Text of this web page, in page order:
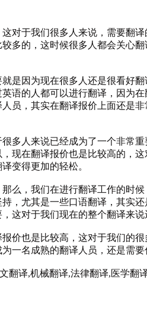
对于我们很多人来说，需要翻译
多的，这时候很多人都会关心
因为现在很多人还是很看好翻
语的人都可以进行翻译，因为
员，其实在翻译报价上面还是
人来说已经成为了一个非常重
现在翻译报价也是比较高的，
变得更加的轻松。
么，我们在进行翻译工作的时
，尤其是一些口语翻译，其实
这对于我们现在的整个翻译来说
也是比较高，这对于我们的很
一名成熟的翻译人员，还是需要
翻译,机械翻译,法律翻译,医学翻